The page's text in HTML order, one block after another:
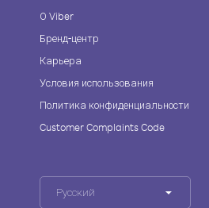
О Viber
Бренд-центр
Карьера
Условия использования
Политика конфиденциальности
Customer Complaints Code
Русский